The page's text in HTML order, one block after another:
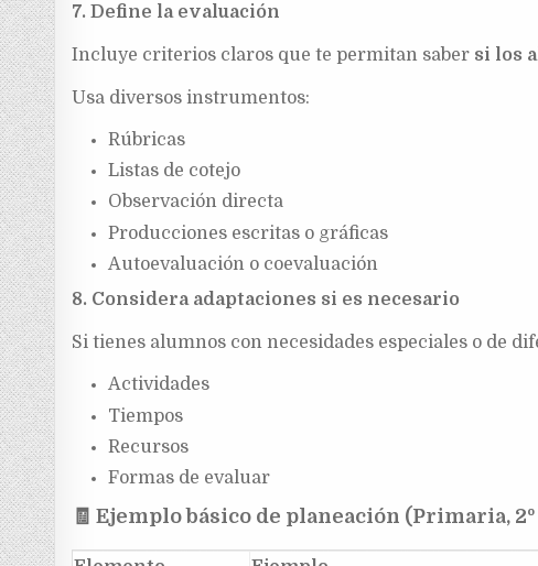
7. Define la evaluación
Incluye criterios claros que te permitan saber si los
Usa diversos instrumentos:
Rúbricas
Listas de cotejo
Observación directa
Producciones escritas o gráficas
Autoevaluación o coevaluación
8. Considera adaptaciones si es necesario
Si tienes alumnos con necesidades especiales o de
Actividades
Tiempos
Recursos
Formas de evaluar
🧾 Ejemplo básico de planeación (Primaria,